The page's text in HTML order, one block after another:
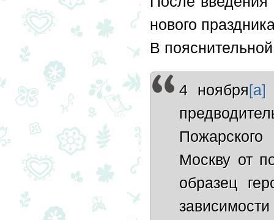
нового
В
4 ноября[a]
Москву от
образец